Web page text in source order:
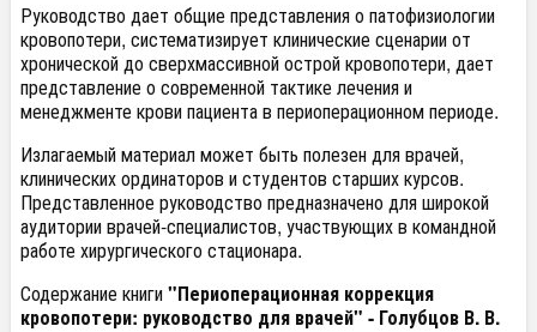
Руководство дает общие представления о патофизиологии
кровопотери, систематизирует клинические сценарии от
хронической до сверхмассивной острой кровопотери, дает
представление о современной тактике лечения и
менеджменте крови пациента в периоперационном периоде.
Излагаемый материал может быть полезен для врачей,
клинических ординаторов и студентов старших курсов.
Представленное руководство предназначено для широкой
аудитории врачей-специалистов, участвующих в командной
работе хирургического стационара.
Содержание книги"Периоперационная коррекция
кровопотери: руководство для врачей" - Голубцов В. В.